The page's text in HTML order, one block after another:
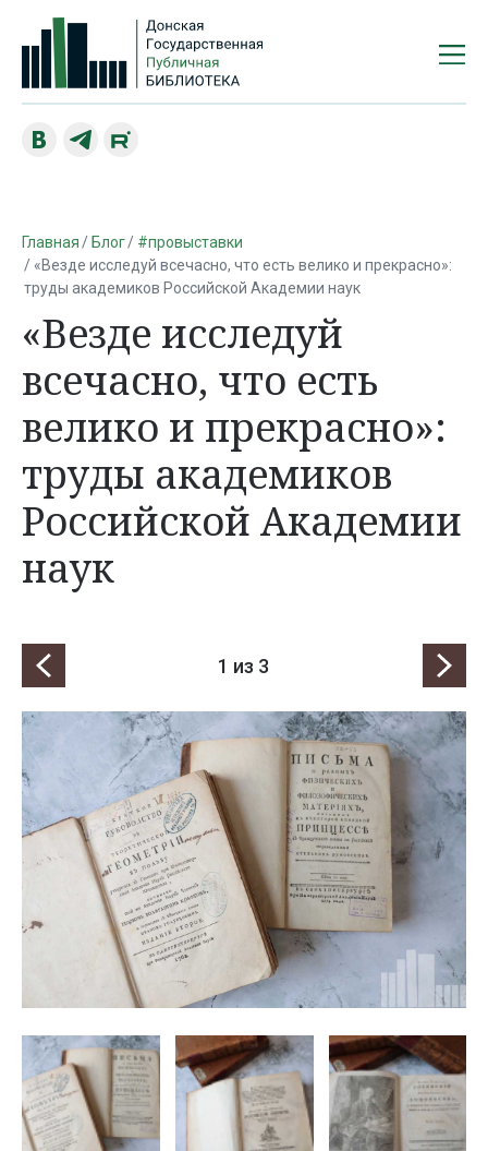
Главная Блог
#провыставки
«Везде исследуй всечасно, что есть велико и прекрасно»:
труды академиков Российской Академии наук
«Везде исследуй
всечасно, что есть
велико и прекрасно»:
труды академиков
Российской Академии
наук
1 из 3